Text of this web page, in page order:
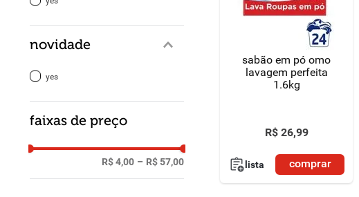
novidade
yes
faixas de preço
R$ 4,00 – R$ 57,00
sabão em pó omo
lavagem perfeita
1.6kg
R$ 26,99
lista comprar